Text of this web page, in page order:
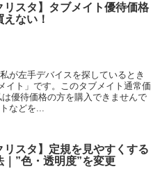
リスタ】タブメイト優待価格
えない！
が左手デバイスを探しているとき
イト」です。このタブメイト通常価
優待価格の方を購入できませんで
などを...
リスタ】定規を見やすくする
｜”色・透明度”を変更